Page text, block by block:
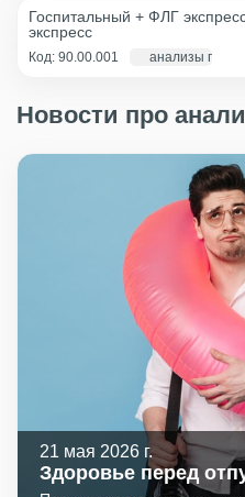
Госпитальный + ФЛГ
экспресс
Код: 90.00.001 анализы по
Новости про
21 мая 2026 г.
Здоровье перед